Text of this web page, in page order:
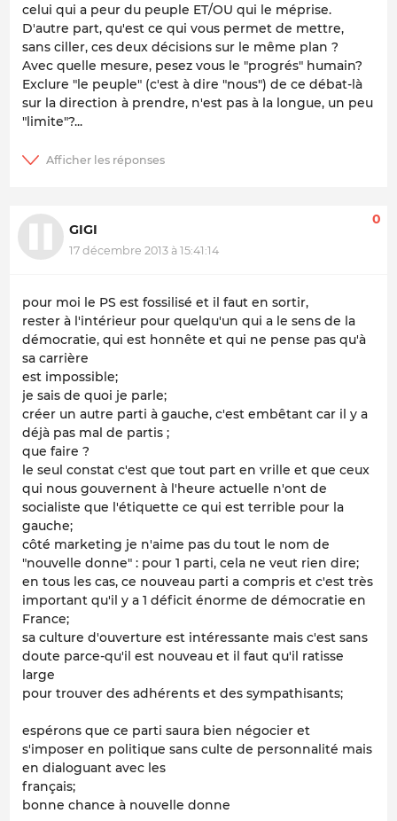
celui qui a peur du peuple ET/OU qui le méprise.
D'autre part, qu'est ce qui vous permet de mettre,
sans ciller, ces deux décisions sur le même plan ?
Avec quelle mesure, pesez vous le "progrés" humain?
Exclure "le peuple" (c'est à dire "nous") de ce débat-là
sur la direction à prendre, n'est pas à la longue, un peu
"limite"?...
GIGI
17 décembre 2013 à 15:41:14
0
pour moi le PS est fossilisé et il faut en sortir,
rester à l'intérieur pour quelqu'un qui a le sens de la
démocratie, qui est honnête et qui ne pense pas qu'à
sa carrière
est impossible;
je sais de quoi je parle;
créer un autre parti à gauche, c'est embêtant car il y a
déjà pas mal de partis ;
que faire ?
le seul constat c'est que tout part en vrille et que ceux
qui nous gouvernent à l'heure actuelle n'ont de
socialiste que l'étiquette ce qui est terrible pour la
gauche;
côté marketing je n'aime pas du tout le nom de
"nouvelle donne" : pour 1 parti, cela ne veut rien dire;
en tous les cas, ce nouveau parti a compris et c'est très
important qu'il y a 1 déficit énorme de démocratie en
France;
sa culture d'ouverture est intéressante mais c'est sans
doute parce-qu'il est nouveau et il faut qu'il ratisse
large
pour trouver des adhérents et des sympathisants;
espérons que ce parti saura bien négocier et
s'imposer en politique sans culte de personnalité mais
en dialoguant avec les
français;
bonne chance à nouvelle donne